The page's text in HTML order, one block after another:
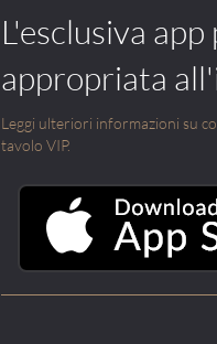
L'esclusiva
appropriata
Leggi ulteriori informazioni su
tavolo VIP.